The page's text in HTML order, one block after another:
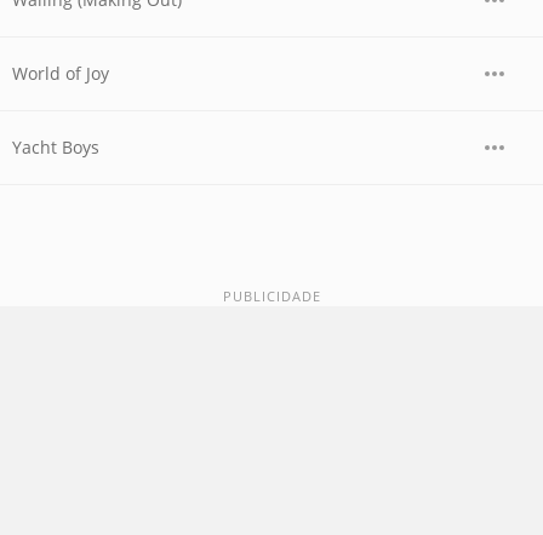
World of Joy
Yacht Boys